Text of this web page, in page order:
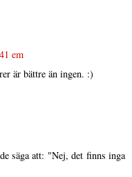
em
är bättre än ingen. :)
säga att: "Nej, det finns inga